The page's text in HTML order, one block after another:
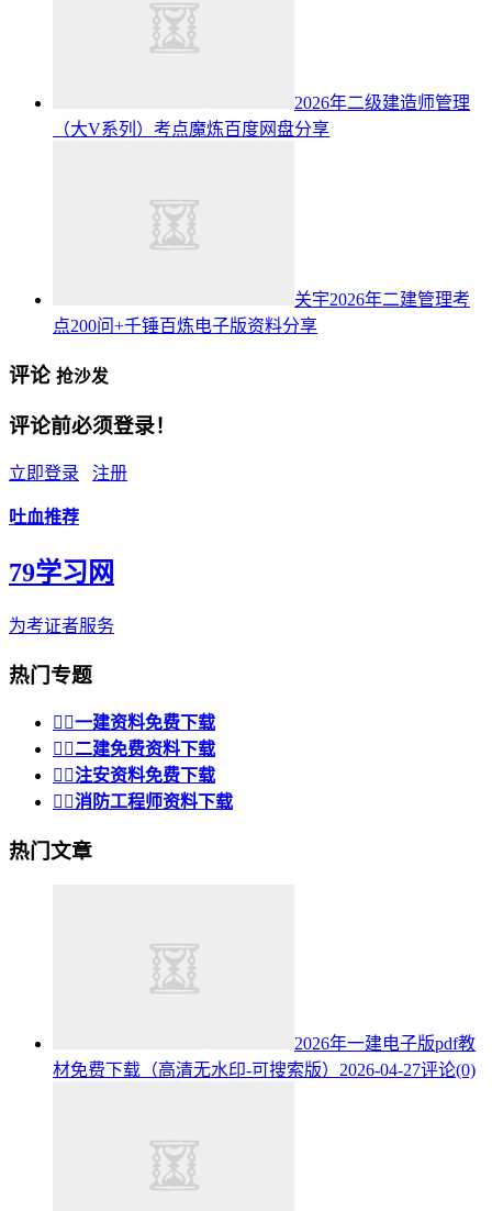
2026年二级建造师管理
（大V系列）考点魔炼百度网盘分享
关宇2026年二建管理考
点200问+千锤百炼电子版资料分享
评论 抢沙发
评论前必须登录！
立即登录 注册
吐血推荐
79学习网
为考证者服务
热门专题
 一建资料免费下载
 二建免费资料下载
 注安资料免费下载
 消防工程师资料下载
热门文章
2026年一建电子版pdf教
材免费下载（高清无水印-可搜索版） 2026-04-27评论(0)